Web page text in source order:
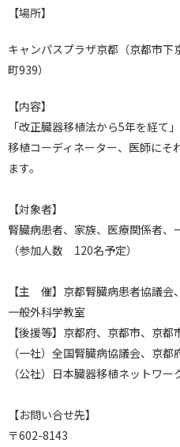
【場所】
キャンパスプラザ京都（京都市
町939）
【内容】
「改正臓器移植法から5年を経て
移植コーディネーター、医師にそ
ます。
【対象者】
腎臓病患者、家族、医療関係者、
（参加人数 120名予定）
【主 催】京都腎臓病患者協議会
一般外科学教室
【後援等】京都府、京都市、京都
（一社）全国腎臓病協議会、京
（公社）日本臓器移植ネットワー
【お問い合せ先】
〒602-8143